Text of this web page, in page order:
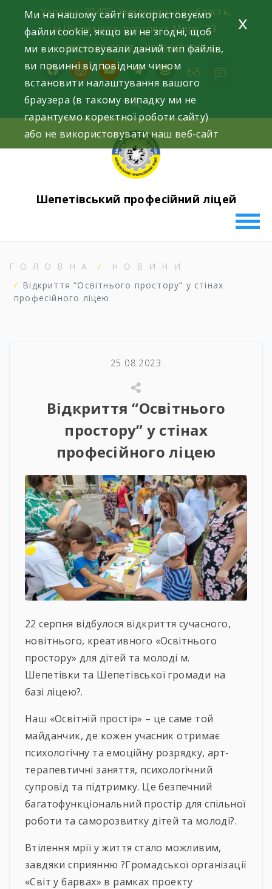
content
Україна, 30405, Хмельницька область,
м.Шепетівка, проспект Миру, 23.
+380963740577, +380966512964
facebookinstagramyoutubetelegram
buffer
Шепетівський професійний ліцей
ГОЛОВНА
НОВИНИ
Відкриття “Освітнього простору” у стінах
професійного ліцею
25.08.2023
Відкриття “Освітнього
простору” у стінах
професійного ліцею
22 серпня відбулося відкриття сучасного,
новітнього, креативного «Освітнього
простору» для дітей та молоді м.
Шепетівки та Шепетівської громади на
базі ліцею?.
Наш «Освітній простір» – це саме той
майданчик, де кожен учасник отримає
психологічну та емоційну розрядку, арт-
терапевтичні заняття, психологічний
супровід та підтримку. Це безпечний
багатофункціональний простір для спільної
роботи та саморозвитку дітей та молоді?.
Втілення мрії у життя стало можливим,
завдяки сприянню ?Громадської організації
«Світ у барвах» в рамках проекту
Ми на нашому сайті використовуємо
файли cookie, якщо ви не згодні, щоб
ми використовували даний тип файлів,
ви повинні відповідним чином
встановити налаштування вашого
браузера (в такому випадку ми не
гарантуємо коректної роботи сайту)
або не використовувати наш веб-сайт
x